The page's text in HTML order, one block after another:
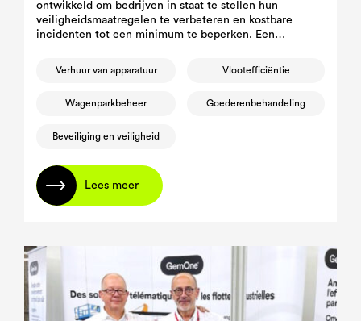
ontwikkeld om bedrijven in staat te stellen hun
veiligheidsmaatregelen te verbeteren en kostbare
incidenten tot een minimum te beperken. Een
voor wagenparkbeheer is de rapportage van ongevallen
Verhuur van apparatuur Vlootefficiëntie
Wagenparkbeheer Goederenbehandeling
Beveiliging en veiligheid
Lees meer